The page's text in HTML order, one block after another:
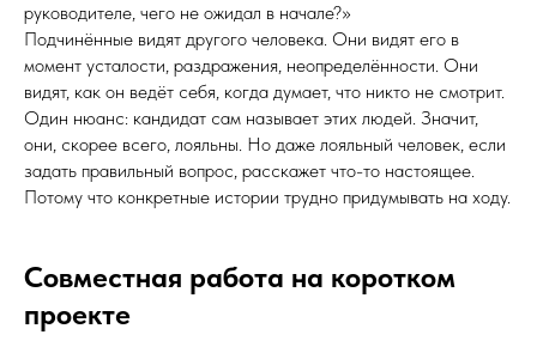
руководителе, чего не ожидал в начале?»
Подчинённые видят другого человека. Они видят его в
момент усталости, раздражения, неопределённости. Они
видят, как он ведёт себя, когда думает, что никто не смотрит.
Один нюанс: кандидат сам называет этих людей. Значит,
они, скорее всего, лояльны. Но даже лояльный человек, если
задать правильный вопрос, расскажет что-то настоящее.
Потому что конкретные истории трудно придумывать на ходу.
Совместная работа на коротком
проекте